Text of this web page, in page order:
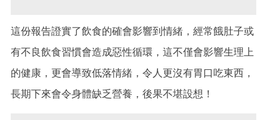
這份報告證實了飲食的確會影響到情緒，經常餓肚子或
有不良飲食習慣會造成惡性循環，這不僅會影響生理上
的健康，更會導致低落情緒，令人更沒有胃口吃東西，
長期下來會令身體缺乏營養，後果不堪設想！